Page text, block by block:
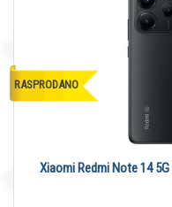
RASPRODANO
Xiaomi Redmi Note 14